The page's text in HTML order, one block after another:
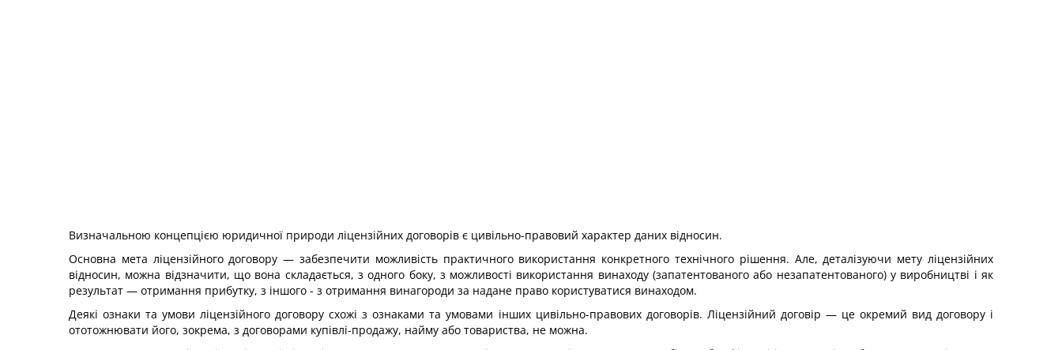
Визначальною концепцією юридичної природи ліцензійних договорів є цивільно-правовий характер даних відносин.
Основна мета ліцензійного договору — забезпечити можливість практичного використання конкретного технічного рішення. Але, деталізуючи мету ліцензійних
відносин, можна відзначити, що вона складається, з одного боку, з можливості використання винаходу (запатентованого або незапатентованого) у виробництві і як
результат — отримання прибутку, з іншого - з отримання винагороди за надане право користуватися винаходом.
Деякі ознаки та умови ліцензійного договору схожі з ознаками та умовами інших цивільно-правових договорів. Ліцензійний договір — це окремий вид договору і
ототожнювати його, зокрема, з договорами купівлі-продажу, найму або товариства, не можна.